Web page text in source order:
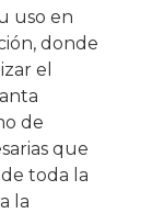
uso en
donde
el
de
que
toda la
la